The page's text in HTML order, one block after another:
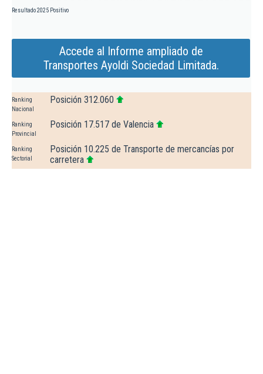
Resultado 2025 Positivo
Accede al Informe ampliado de
Transportes Ayoldi Sociedad Limitada.
Ranking
Nacional
Posición 312.060
Ranking
Provincial
Posición 17.517 de Valencia
Ranking
Sectorial
Posición 10.225 de Transporte de mercancías por
carretera